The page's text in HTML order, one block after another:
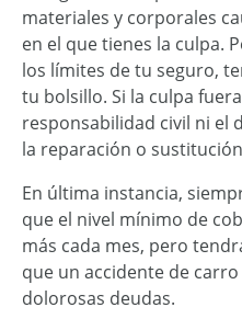
materiales y corporales
en el que tienes la culpa.
los límites de tu seguro,
tu bolsillo. Si la culpa
responsabilidad civil ni el
la reparación o
En última instancia,
que el nivel mínimo de
más cada mes, pero
que un accidente de
dolorosas deudas.